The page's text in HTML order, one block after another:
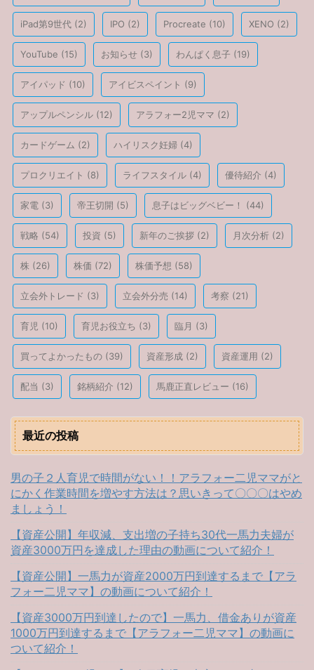
iPad第9世代 (2) IPO (2) Procreate (10) XENO (2)
YouTube (15) お知らせ (3) わんぱく息子 (19)
アイパッド (10) アイビスペイント (9)
アップルペンシル (12) アラフォー2児ママ (2)
カードゲーム (2) ハイリスク妊婦 (4)
プロクリエイト (8) ライフスタイル (4) 優待紹介 (4)
家電 (3) 帝王切開 (5) 息子はビッグベビー！ (44)
戦略 (54) 投資 (5) 新年のご挨拶 (2) 月次分析 (2)
株 (26) 株価 (72) 株価予想 (58)
立会外トレード (3) 立会外分売 (14) 考察 (21)
育児 (10) 育児お役立ち (3) 臨月 (3)
買ってよかったもの (39) 資産形成 (2) 資産運用 (2)
配当 (3) 銘柄紹介 (12) 馬鹿正直レビュー (16)
最近の投稿
男の子２人育児で時間がない！！アラフォー二児ママがと
にかく作業時間を増やす方法は？思いきって〇〇〇はやめ
ましょう！
【資産公開】年収減、支出増の子持ち30代一馬力夫婦が
資産3000万円を達成した理由の動画について紹介！
【資産公開】一馬力が資産2000万円到達するまで【アラ
フォー二児ママ】の動画について紹介！
【資産3000万円到達したので】一馬力、借金ありが資産
1000万円到達するまで【アラフォー二児ママ】の動画に
ついて紹介！